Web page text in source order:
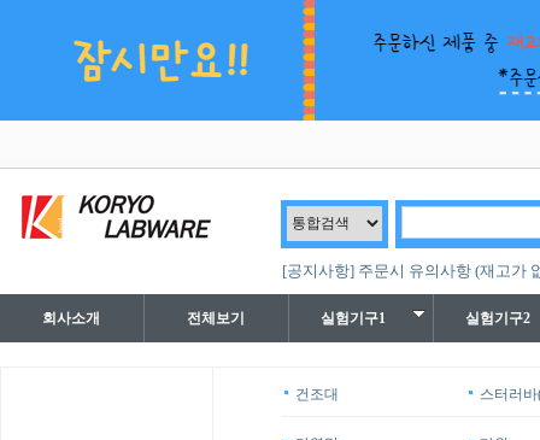
[공지사항] 주문시 유의사항 (재고가
회사소개 전체보기 실험기구1 실험기구2
건조대 스터러바